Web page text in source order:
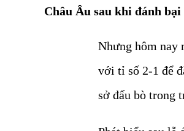
Châu Âu sau khi đánh
Nhưng hôm nay
với tỉ số 2-1 để
sở đấu bò trong